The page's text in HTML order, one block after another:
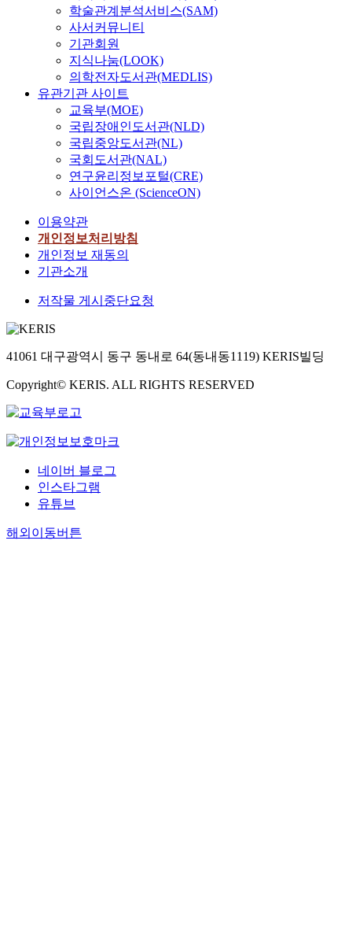
학술관계분석서비스(SAM)
사서커뮤니티
기관회원
지식나눔(LOOK)
의학전자도서관(MEDLIS)
유관기관 사이트
교육부(MOE)
국립장애인도서관(NLD)
국립중앙도서관(NL)
국회도서관(NAL)
연구윤리정보포털(CRE)
사이언스온 (ScienceON)
이용약관
개인정보처리방침
개인정보 재동의
기관소개
저작물 게시중단요청
41061 대구광역시 동구 동내로 64(동내동1119) KERIS빌딩
Copyright© KERIS. ALL RIGHTS RESERVED
네이버 블로그
인스타그램
유튜브
해외이동버튼